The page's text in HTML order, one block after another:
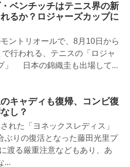
ベンチッチはテニス界の新
るか？ロジャーズカップに
ントリオールで、8月10日から
行われる、テニスの「ロジャ
」 日本の錦織圭も出場して...
キャディも復帰、コンビ復
し？
れた「ヨネックスレディス」
ぶりの復活となった藤田光里プ
渡る厳重注意などもあり、あ
...